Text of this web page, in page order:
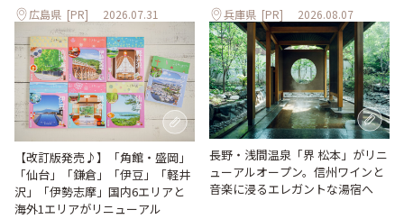
広島県 [PR] 2026.07.31 兵庫県 [PR] 2026.08.07
【改訂版発売♪】「角館・盛岡」
「仙台」「鎌倉」「伊豆」「軽井
沢」「伊勢志摩」国内6エリアと
海外1エリアがリニューアル
長野・浅間温泉「界 松本」がリニ
ューアルオープン。信州ワインと
音楽に浸るエレガントな湯宿へ